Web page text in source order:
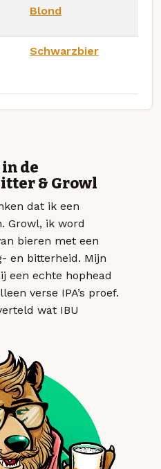
Blond
Schwarzbier
de
& Growl
dat ik een
Growl, ik word
bieren met een
en bitterheid. Mijn
een echte hophead
verse IPA’s proef.
wat IBU